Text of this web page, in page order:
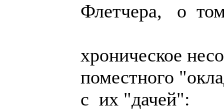
Флетчера, о
хроническое
поместного
с их "дачей":